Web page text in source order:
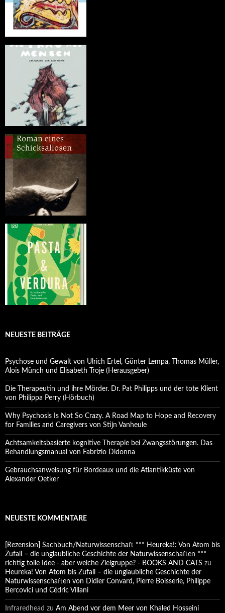
NEUESTE BEITRÄGE
Psychose und Gewalt von Ulrich Ertel, Günter Lempa, Thomas Müller,
Alois Münch und Elisabeth Troje (Herausgeber)
Die Therapeutin und ihre Mörder. Dr. Pat Philipps und der tote Klient
von Philippa Perry (Hörbuch)
Why Psychosis Is Not So Crazy. A Road Map to Hope and Recovery
for Families and Caregivers von Stijn Vanheule
Achtsamkeitsbasierte kognitive Therapie bei Zwangsstörungen. Das
Behandlungsmanual von Fabrizio Didonna
Gebrauchsanweisung für Bordeaux und die Atlantikküste von
Alexander Oetker
NEUESTE KOMMENTARE
[Rezension] Sachbuch/Naturwissenschaft *** Heureka!: Von Atom bis
Zufall – die unglaubliche Geschichte der Naturwissenschaften ***
richtig tolle Idee - aber welche Zielgruppe? - BOOKS AND CATS zu
Heureka! Von Atom bis Zufall – die unglaubliche Geschichte der
Naturwissenschaften von Didier Convard, Pierre Boisserie, Philippe
Bercovici und Cédric Villani
Infraredhead zu Am Abend vor dem Meer von Khaled Hosseini